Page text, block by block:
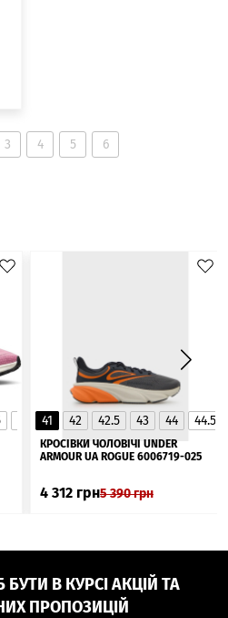
3 4 5 6
40 40.5
41
▲
41 42 42.5 43 44 44.5
КРОСІВКИ ЧОЛОВІЧІ UNDER
ARMOUR UA ROGUE 6006719-025
4 312 грн5 390грн
В КУРСІ АКЦІЙ ТА
ПРОПОЗИЦІЙ